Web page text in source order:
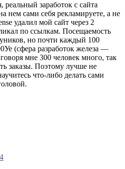
реальный заработок с сайта
нем сами себя рекламируете, а не
удалил мой сайт через 2
по ссылкам. Посещаемость
но почти каждый 100
(сфера разработок железа —
мне 300 человек много, так
заказы. Поэтому лучше не
что-либо делать сами